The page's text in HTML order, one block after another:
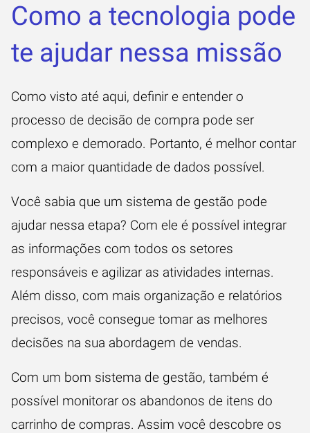
Como a tecnologia pode
te ajudar nessa missão
Como visto até aqui, definir e entender o
processo de decisão de compra pode ser
complexo e demorado. Portanto, é melhor contar
com a maior quantidade de dados possível.
Você sabia que um sistema de gestão pode
ajudar nessa etapa? Com ele é possível integrar
as informações com todos os setores
responsáveis e agilizar as atividades internas.
Além disso, com mais organização e relatórios
precisos, você consegue tomar as melhores
decisões na sua abordagem de vendas.
Com um bom sistema de gestão, também é
possível monitorar os abandonos de itens do
carrinho de compras. Assim você descobre os